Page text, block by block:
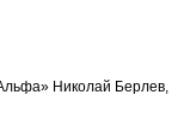
Николай Берлев,